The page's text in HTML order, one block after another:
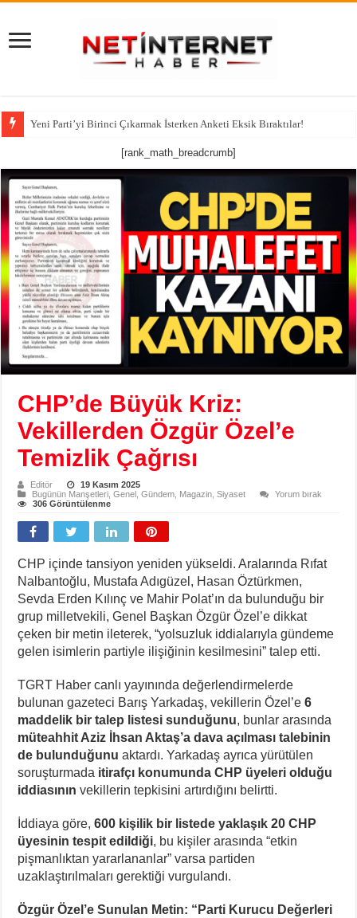
Yeni Parti’yi Birinci Çıkarmak İsterken Anketi Eksik Bıraktılar!
112 Acil Mobil İhbar Uygulaması İçin Kamu Spotu
[rank_math_breadcrumb]
CHP’de Büyük Kriz:
Vekillerden Özgür Özel’e
Temizlik Çağrısı
Editör
19 Kasım 2025
Bugünün Manşetleri ,Genel ,Gündem Magazin ,Siyaset
Yorum bırak
306 Görüntülenme
CHP içinde tansiyon yeniden yükseldi. Aralarında Rıfat
Nalbantoğlu, Mustafa Adıgüzel, Hasan Öztürkmen,
Sevda Erden Kılınç ve Mahir Polat’ın da bulunduğu bir
grup milletvekili, Genel Başkan Özgür Özel’e dikkat
çeken bir metin ileterek, “yolsuzluk iddialarıyla gündeme
gelen isimlerin partiyle ilişiğinin kesilmesini” talep etti.
TGRT Haber canlı yayınında değerlendirmelerde
bulunan gazeteci Barış Yarkadaş, vekillerin Özel’e6
maddelik bir talep listesi sunduğunu, bunlar arasında
müteahhit Aziz İhsan Aktaş’a dava açılması talebinin
de bulunduğunu aktardı. Yarkadaş ayrıca yürütülen
soruşturmada itirafçı konumunda CHP üyeleri olduğu
iddiasının vekillerin tepkisini artırdığını belirtti.
İddiaya göre,600 kişilik bir listede yaklaşık 20 CHP
üyesinin tespit edildiği, bu kişiler arasında “etkin
pişmanlıktan yararlananlar” varsa partiden
uzaklaştırılmaları gerektiği vurgulandı.
Özgür Özel’e Sunulan Metin: “Parti Kurucu Değerleri